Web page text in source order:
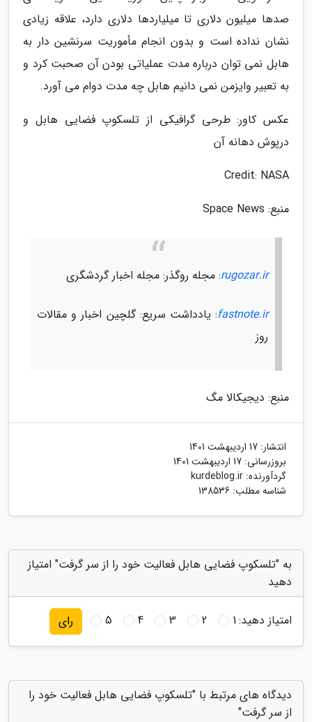
صدها میلیون دلاری تا میلیاردها دلاری دارد، علاقه زیادی
نشان نداده است و بدون انجام مأموریت سرنشین دار به
هابل نمی توان درباره مدت عملیاتی بودن آن صحبت کرد و
به تعبیر وایزمن نمی دانیم هابل چه مدت دوام می آورد.
عکس کاور: طرحی گرافیکی از تلسکوپ فضایی هابل و
درپوش دهانه آن
Credit: NASA
منبع: Space News
rugozar.ir: مجله روگذر: مجله اخبار گردشگری
fastnote.ir: یادداشت سریع: گلچین اخبار و مقالات
روز
منبع: دیجیکالا مگ
انتشار: 17 اردیبهشت 1401
بروزرسانی: 17 اردیبهشت 1401
گردآورنده: kurdeblog.ir
شناسه مطلب: 138536
به "تلسکوپ فضایی هابل فعالیت خود را از سر گرفت" امتیاز
دهید
امتیاز دهید:1
2
3
4
5 رای
دیدگاه های مرتبط با "تلسکوپ فضایی هابل فعالیت خود را
از سر گرفت"